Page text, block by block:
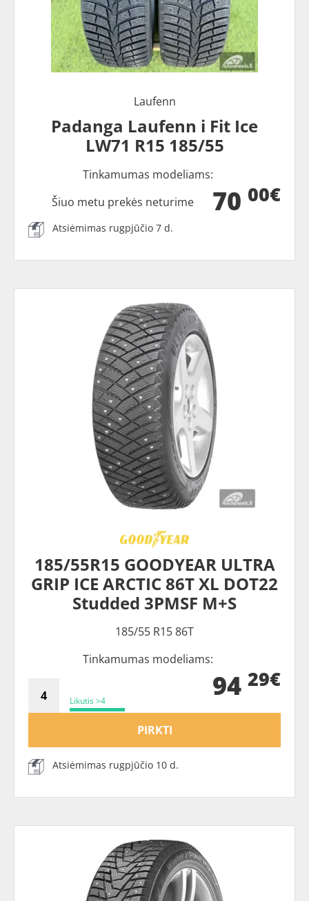
Laufenn
Padanga Laufenn i Fit Ice
LW71 R15 185/55
Tinkamumas modeliams:
70 00€
Šiuo metu prekės neturime
Atsiėmimas rugpjūčio 7 d.
185/55R15 GOODYEAR ULTRA
GRIP ICE ARCTIC 86T XL DOT22
Studded 3PMSF M+S
185/55 R15 86T
Tinkamumas modeliams:
Likutis >4 94 29€
PIRKTI
Atsiėmimas rugpjūčio 10 d.